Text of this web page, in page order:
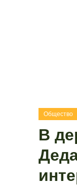
Общество
В